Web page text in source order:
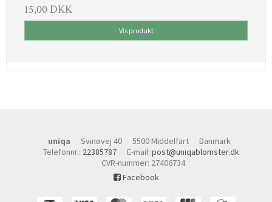
15,00 DKK
Vis produkt
uniqa Svinøvej 40 5500 Middelfart
Danmark
Telefonnr.: 22385787 E-mail: post@uniqablomster.dk
CVR-nummer: 27406734
Facebook